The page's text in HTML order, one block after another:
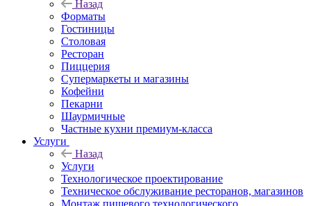
Назад
Форматы
Гостиницы
Столовая
Ресторан
Пиццерия
Супермаркеты и магазины
Кофейни
Пекарни
Шаурмичные
Частные кухни премиум-класса
Услуги
Назад
Услуги
Технологическое проектирование
Техническое обслуживание ресторанов, магазинов
Монтаж пищевого технологического